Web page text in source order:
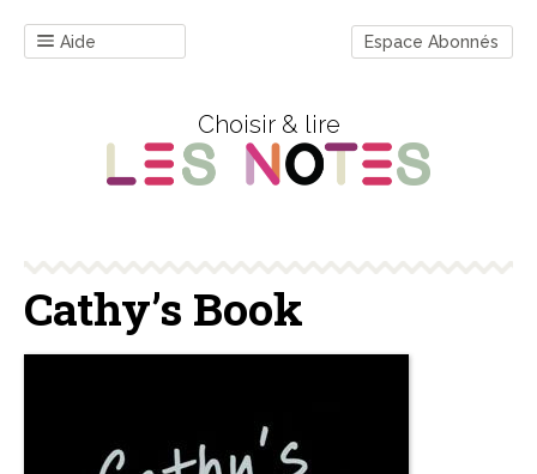
Aide Espace Abonnés
Choisir & lire
Cathy’s Book